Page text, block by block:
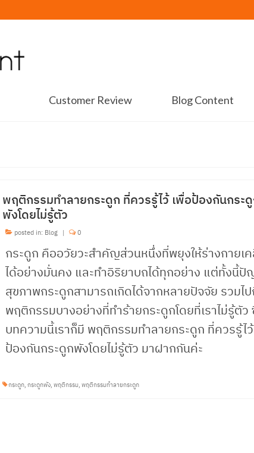
Customer Review Blog Content
พฤติกรรมทำลายกระดูก ที่ควรรู้ไว้ เพื่อป้องกันกระ
พังโดยไม่รู้ตัว
posted in: Blog | 0
กระดูก คืออวัยวะสำคัญส่วนหนึ่งที่พยุงให้ร่างกายเค
ได้อย่างมั่นคง และทำอิริยาบถได้ทุกอย่าง แต่ทั้งนี้ปั
สุขภาพกระดูกสามารถเกิดได้จากหลายปัจจัย รวมไ
พฤติกรรมบางอย่างที่ทำร้ายกระดูกโดยที่เราไม่รู้ตัว
บทความนี้เราก็มี พฤติกรรมทำลายกระดูก ที่ควรรู้ไ
ป้องกันกระดูกพังโดยไม่รู้ตัว มาฝากกันค่ะ
กระดูก ,กระดูกพัง ,พฤติกรรม ,พฤติกรรมทำลายกระดูก